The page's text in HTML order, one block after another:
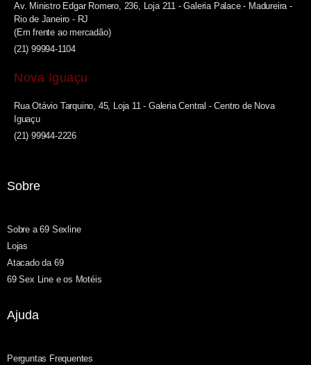
Av. Ministro Edgar Romero, 236, Loja 211 - Galeria Palace - Madureira -
Rio de Janeiro - RJ
(Em frente ao mercadão)
(21) 99994-1104
Nova Iguaçu
Rua Otávio Tarquino, 45, Loja 11 - Galeria Central - Centro de Nova
Iguaçu
(21) 99944-2226
Sobre
Sobre a 69 Sexline
Lojas
Atacado da 69
69 Sex Line e os Motéis
Ajuda
Perguntas Frequentes